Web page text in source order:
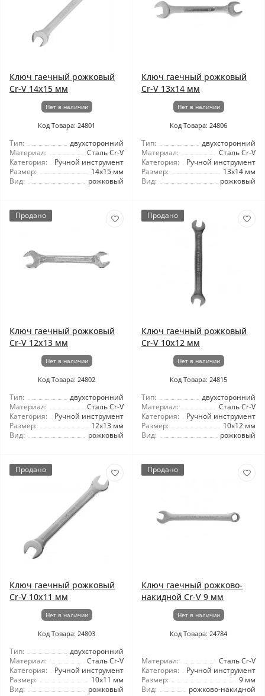
Ключ гаечный рожковый
Cr-V 14x15 мм
Нет в наличии
Код Товара: 24801
Тип:
двухсторонний
Материал:
Сталь Cr-V
Категория:
Ручной инструмент
Размер:
14x15 мм
Вид:
рожковый
Ключ гаечный рожковый
Cr-V 13х14 мм
Нет в наличии
Код Товара: 24806
Тип:
двухсторонний
Материал:
Сталь Cr-V
Категория:
Ручной инструмент
Размер:
13х14 мм
Вид:
рожковый
Продано
Ключ гаечный рожковый
Cr-V 12x13 мм
Нет в наличии
Код Товара: 24802
Тип:
двухсторонний
Материал:
Сталь Cr-V
Категория:
Ручной инструмент
Размер:
12x13 мм
Вид:
рожковый
Продано
Ключ гаечный рожковый
Cr-V 10x12 мм
Нет в наличии
Код Товара: 24815
Тип:
двухсторонний
Материал:
Сталь Cr-V
Категория:
Ручной инструмент
Размер:
10x12 мм
Вид:
рожковый
Продано
Ключ гаечный рожковый
Cr-V 10x11 мм
Нет в наличии
Код Товара: 24803
Тип:
двухсторонний
Материал:
Сталь Cr-V
Категория:
Ручной инструмент
Размер:
10x11 мм
Вид:
рожковый
Продано
Ключ гаечный рожково-
накидной Cr-V 9 мм
Нет в наличии
Код Товара: 24784
Материал:
Сталь Cr-V
Категория:
Ручной инструмент
Размер:
9 мм
Вид:
рожково-накидной